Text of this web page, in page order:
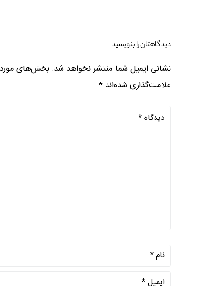
دیدگاهتان را بنویسید
نشانی ایمیل شما منتشر نخواهد شد. بخش‌های
علامت‌گذاری شده‌اند *